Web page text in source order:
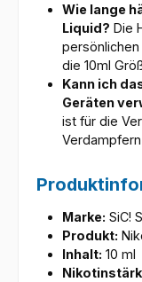
Wie lange
Liquid? Die
die 10ml
Kann ich
Geräten
ist für die
Marke: SiC!
Produkt:
Inhalt: 10 ml